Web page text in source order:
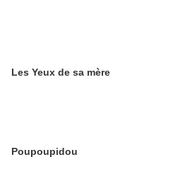
Les Yeux de sa mère
Poupoupidou